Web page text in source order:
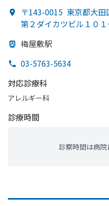
〒143-0015 東京都大
第２ダイカツビル１０
梅屋敷駅
03-5763-5634
対応診療科
アレルギー科
診療時間
診察時間は病